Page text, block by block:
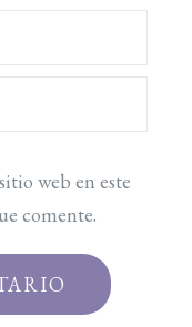
web en este
comente.